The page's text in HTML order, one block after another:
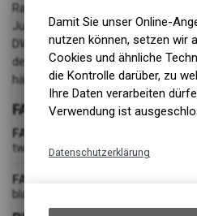
Ratschenverschluss gewährleistet
Justieren unterwegs für die
DWR-Rinish Feuchtigkeit,
den Mountainbike-Shorts Defend
härtesten Trails deine Grenzen
FARBE
FARBE
twilight
FARBGRUPPE
blau
Damit Sie unser Online-
nutzen können, setzen wir
Cookies und ähnliche
die Kontrolle darüber, zu
Ihre Daten verarbeiten
Verwendung ist
Datenschutzerklärung